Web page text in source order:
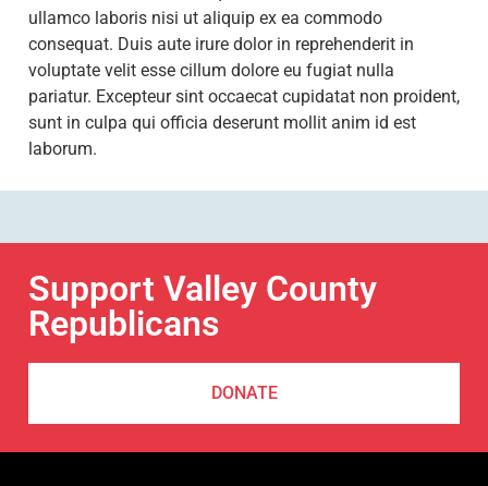
ullamco laboris nisi ut aliquip ex ea commodo
consequat. Duis aute irure dolor in reprehenderit in
voluptate velit esse cillum dolore eu fugiat nulla
pariatur. Excepteur sint occaecat cupidatat non proident,
sunt in culpa qui officia deserunt mollit anim id est
laborum.
Support Valley County
Republicans
DONATE